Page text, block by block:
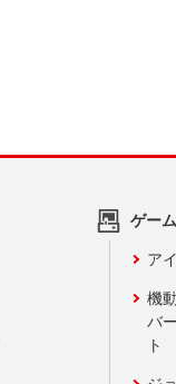
ゲー
ア
機
バ
ト